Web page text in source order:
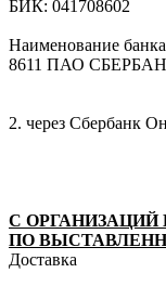
БИК: 041708602
Наименование
8611 ПАО
2. через Сбербанк
С ОРГАНИЗАЦИЙ
ПО
Доставка